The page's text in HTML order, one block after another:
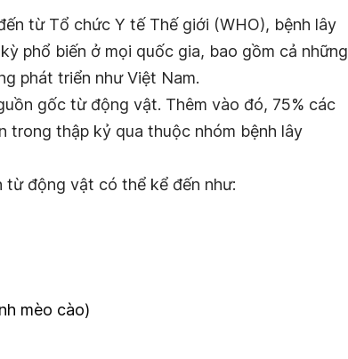
từ Tổ chức Y tế Thế giới (WHO), bệnh lây
phổ biến ở mọi quốc gia, bao gồm cả những
phát triển như Việt Nam.
gốc từ động vật. Thêm vào đó, 75% các
trong thập kỷ qua thuộc nhóm bệnh lây
động vật có thể kể đến như:
mèo cào)